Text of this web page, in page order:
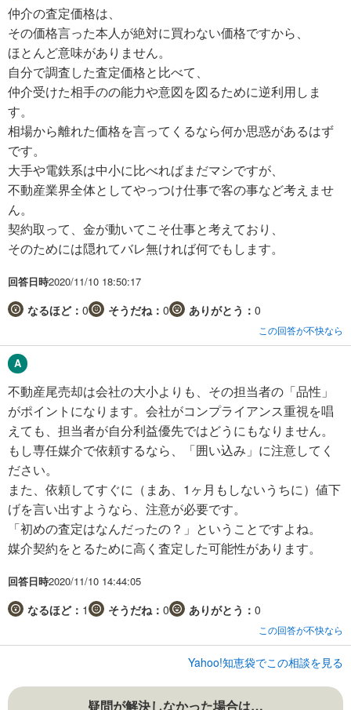
仲介の査定価格は、
その価格言った本人が絶対に買わない価格ですから、
ほとんど意味がありません。
自分で調査した査定価格と比べて、
仲介受けた相手のの能力や意図を図るために逆利用しま
す。
相場から離れた価格を言ってくるなら何か思惑があるはず
です。
大手や電鉄系は中小に比べればまだマシですが、
不動産業界全体としてやっつけ仕事で客の事など考えませ
ん。
契約取って、金が動いてこそ仕事と考えており、
そのためには隠れてバレ無ければ何でもします。
回答日時2020/11/10 18:50:17
なるほど： 0 そうだね： 0 ありがとう： 0
この回答が不快なら
不動産尾売却は会社の大小よりも、その担当者の「品性」
がポイントになります。会社がコンプライアンス重視を唱
えても、担当者が自分利益優先ではどうにもなりません。
もし専任媒介で依頼するなら、「囲い込み」に注意してく
ださい。
また、依頼してすぐに（まあ、1ヶ月もしないうちに）値下
げを言い出すようなら、注意が必要です。
「初めの査定はなんだったの？」ということですよね。
媒介契約をとるために高く査定した可能性があります。
回答日時2020/11/10 14:44:05
なるほど： 1 そうだね： 0 ありがとう： 0
この回答が不快なら
Yahoo!知恵袋でこの相談を見る
疑問が解決しなかった場合は…